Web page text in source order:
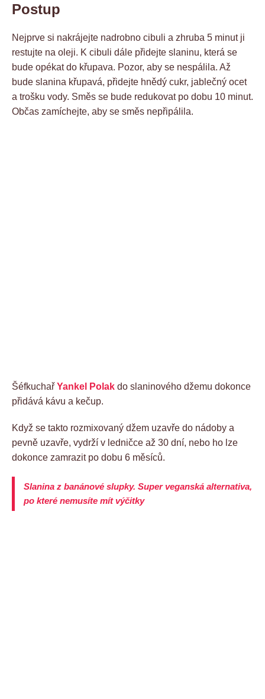
Postup
Nejprve si nakrájejte nadrobno cibuli a zhruba 5 minut ji
restujte na oleji. K cibuli dále přidejte slaninu, která se
bude opékat do křupava. Pozor, aby se nespálila. Až
bude slanina křupavá, přidejte hnědý cukr, jablečný ocet
a trošku vody. Směs se bude redukovat po dobu 10 minut.
Občas zamíchejte, aby se směs nepřipálila.
Šéfkuchař Yankel Polak do slaninového džemu dokonce
přidává kávu a kečup.
Když se takto rozmixovaný džem uzavře do nádoby a
pevně uzavře, vydrží v ledničce až 30 dní, nebo ho lze
dokonce zamrazit po dobu 6 měsíců.
Slanina z banánové slupky. Super veganská alternativa,
po které nemusíte mít výčitky